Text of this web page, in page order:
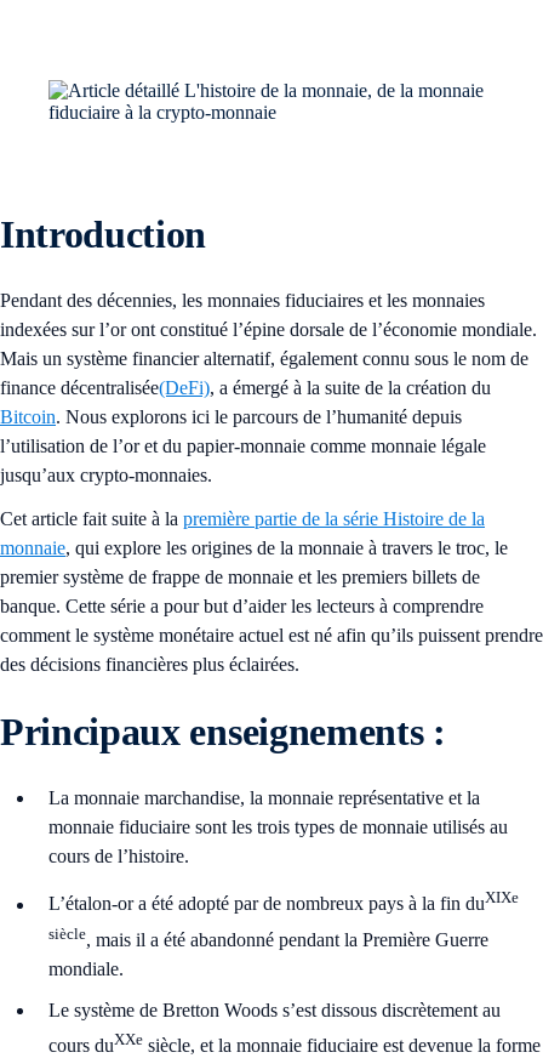
Introduction
Pendant des décennies, les monnaies fiduciaires et les monnaies
indexées sur l’or ont constitué l’épine dorsale de l’économie mondiale.
Mais un système financier alternatif, également connu sous le nom de
finance décentralisée(DeFi), a émergé à la suite de la création du
Bitcoin. Nous explorons ici le parcours de l’humanité depuis
l’utilisation de l’or et du papier-monnaie comme monnaie légale
jusqu’aux crypto-monnaies.
Cet article fait suite à la première partie de la série Histoire de la
monnaie, qui explore les origines de la monnaie à travers le troc, le
premier système de frappe de monnaie et les premiers billets de
banque. Cette série a pour but d’aider les lecteurs à comprendre
comment le système monétaire actuel est né afin qu’ils puissent prendre
des décisions financières plus éclairées.
Principaux enseignements :
La monnaie marchandise, la monnaie représentative et la
monnaie fiduciaire sont les trois types de monnaie utilisés au
cours de l’histoire.
L’étalon-or a été adopté par de nombreux pays à la fin duXIXe
siècle, mais il a été abandonné pendant la Première Guerre
mondiale.
Le système de Bretton Woods s’est dissous discrètement au
cours duXXe siècle, et la monnaie fiduciaire est devenue la forme